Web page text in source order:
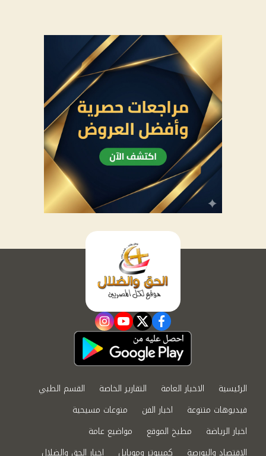
facebook
twitter
youtube
instagram
الرئيسية الاخبار العامة التقارير الخاصة
القسم الطبي
فيديوهات متنوعة
اخبار الفن
منوعات مسيحية
اخبار الرياضة
مطبخ الموقع
مواضيع عامة
الاقتصاد والبورصة
كمبيوتر وموبايل اخبار الحق والضلال